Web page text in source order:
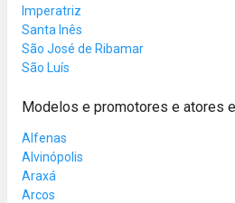
Imperatriz
Santa Inês
São José de Ribamar
São Luís
Modelos e promotores e atores
Alfenas
Alvinópolis
Araxá
Arcos